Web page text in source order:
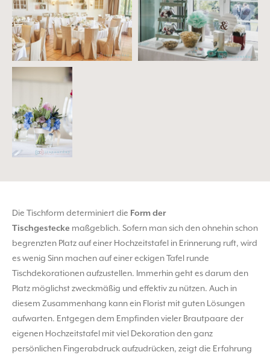
Die Tischform determiniert die Form der
Tischgestecke maßgeblich. Sofern man sich den ohnehin schon
begrenzten Platz auf einer Hochzeitstafel in Erinnerung ruft, wird
es wenig Sinn machen auf einer eckigen Tafel runde
Tischdekorationen aufzustellen. Immerhin geht es darum den
Platz möglichst zweckmäßig und effektiv zu nützen. Auch in
diesem Zusammenhang kann ein Florist mit guten Lösungen
aufwarten. Entgegen dem Empfinden vieler Brautpaare der
eigenen Hochzeitstafel mit viel Dekoration den ganz
persönlichen Fingerabdruck aufzudrücken, zeigt die Erfahrung